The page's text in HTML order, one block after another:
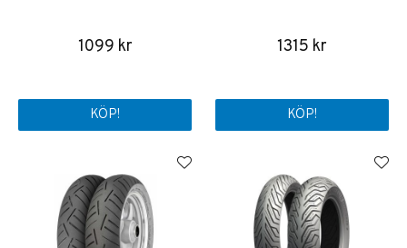
1099 kr
KÖP!
1315 kr
KÖP!